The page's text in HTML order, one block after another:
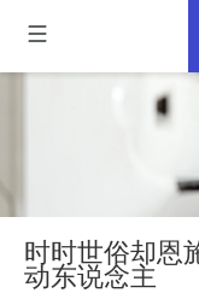
时时世俗却恩
动东说念主